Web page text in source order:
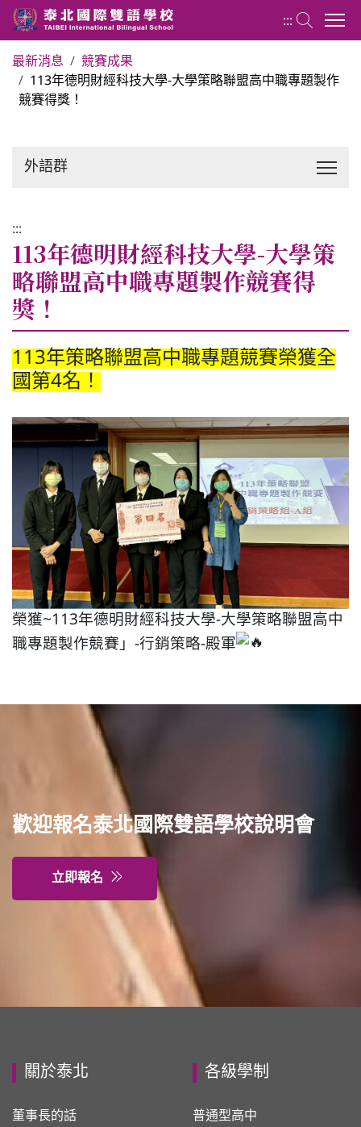
最新消息
競賽成果
113年德明財經科技大學-大學策略聯盟高中職專題製作
競賽得獎！
外語群
:::
113年德明財經科技大學-大學策
略聯盟高中職專題製作競賽得
獎！
113年策略聯盟高中職專題競賽榮獲全
國第4名！
榮獲~113年德明財經科技大學-大學策略聯盟高中
職專題製作競賽」-行銷策略-殿軍
歡迎報名泰北國際雙語學校說明會
立即報名
關於泰北
董事長的話
各級學制
普通型高中
:::
外語群 Foreign Language Group
回官網首頁